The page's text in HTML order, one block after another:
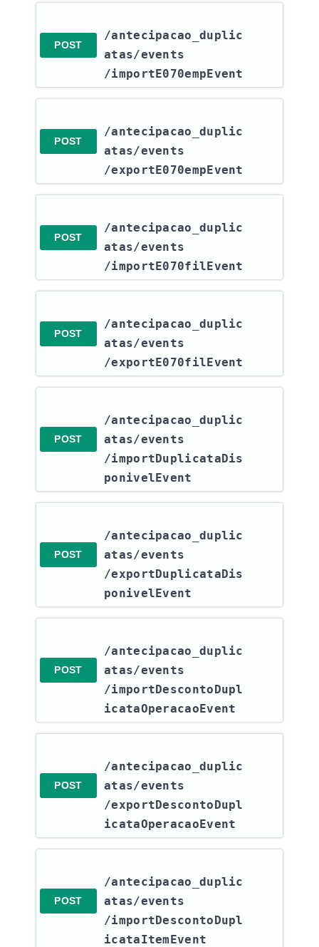
POST
/antecipacao_duplic
atas​/events​
/importE070empEvent
POST
/antecipacao_duplic
atas​/events​
/exportE070empEvent
POST
/antecipacao_duplic
atas​/events​
/importE070filEvent
POST
/antecipacao_duplic
atas​/events​
/exportE070filEvent
POST
/antecipacao_duplic
atas​/events​
/importDuplicataDis
ponivelEvent
POST
/antecipacao_duplic
atas​/events​
/exportDuplicataDis
ponivelEvent
POST
/antecipacao_duplic
atas​/events​
/importDescontoDupl
icataOperacaoEvent
POST
/antecipacao_duplic
atas​/events​
/exportDescontoDupl
icataOperacaoEvent
POST
/antecipacao_duplic
atas​/events​
/importDescontoDupl
icataItemEvent